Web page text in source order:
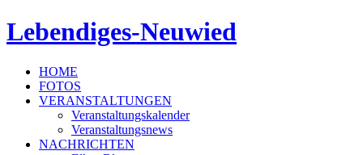
Lebendiges-Neuwied
HOME
FOTOS
VERANSTALTUNGEN
Veranstaltungskalender
Veranstaltungsnews
NACHRICHTEN